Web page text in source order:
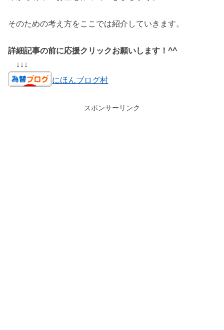
そのための考え方をここでは紹介していきます。
詳細記事の前に応援クリックお願いします！^^
↓↓↓
にほんブログ村
スポンサーリンク